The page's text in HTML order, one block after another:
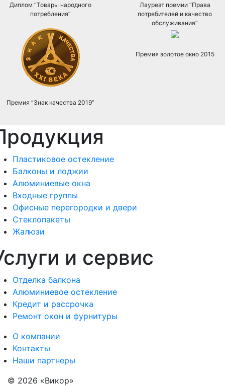
Диплом “Товары народного
потребления”
Лауреат премии “Права
потребителей и качество
обслуживания”
Премия “Знак качества 2019”
Премия золотое окно 2015
Пластиковое остекление
Балконы и лоджии
Алюминиевые окна
Входные группы
Офисные перегородки и двери
Стеклопакеты
Жалюзи
и сервис
Отделка балкона
Алюминиевое остекление
Кредит и рассрочка
Ремонт окон и фурнитуры
О компании
Контакты
Наши партнеры
© 2026 «Викор»